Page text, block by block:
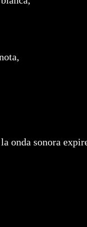
onda sonora